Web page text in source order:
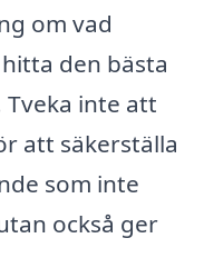
om vad
den bästa
inte att
att säkerställa
som inte
också ger